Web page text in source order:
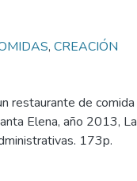
, CREACIÓN
restaurante de comida
Elena, año 2013, La
173p.